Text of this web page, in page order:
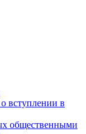
вступлении в
общественными